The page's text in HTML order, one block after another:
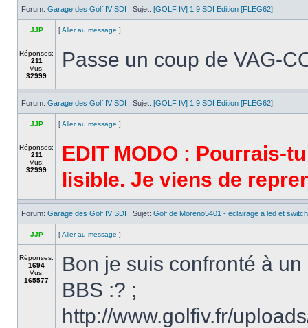
Forum: Garage des Golf IV SDI Sujet: [GOLF IV] 1.9 SDI Edition [FLEG62]
JJP [Aller au message ]
Réponses:
211
Vus:
32999
Passe un coup de VAG-
Forum: Garage des Golf IV SDI Sujet: [GOLF IV] 1.9 SDI Edition [FLEG62]
JJP [Aller au message ]
Réponses:
211
Vus:
32999
EDIT MODO : Pourrais-
lisible. Je viens de
Forum: Garage des Golf IV SDI Sujet: Golf de Moreno5401 - eclairage a led et switch
JJP [Aller au message ]
Réponses:
1694
Vus:
165577
Bon je suis confronté à
BBS :? ;
http://www.golfiv.fr/